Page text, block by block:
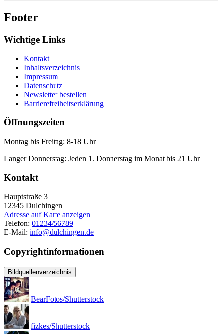
Footer
Wichtige Links
Kontakt
Inhaltsverzeichnis
Impressum
Datenschutz
Newsletter bestellen
Barrierefreiheitserklärung
Öffnungszeiten
Montag bis Freitag: 8-18 Uhr
Langer Donnerstag: Jeden 1. Donnerstag im Monat bis 21 Uhr
Kontakt
Hauptstraße 3
12345 Dulchingen
Adresse auf Karte anzeigen
Telefon: 01234/56789
E-Mail: info@dulchingen.de
Copyrightinformationen
Bildquellenverzeichnis
BearFotos/Shutterstock
fizkes/Shutterstock